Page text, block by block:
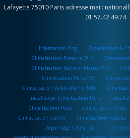
Lafayette 75010 Paris adresse mail:
01.57.42.49.74
Information Blog
Climatisation &
Climatisation Essonne (91)
Climatisation Seine-et-Marne (77)
Climatisation Paris (75)
Climatisation Val-de-Marne (94)
Installateur Climatisation Paris
Climatisation Paris
Climatisation Paris
Climatisation Carrier
Climatisation Toshiba
Dépannage Climatisation